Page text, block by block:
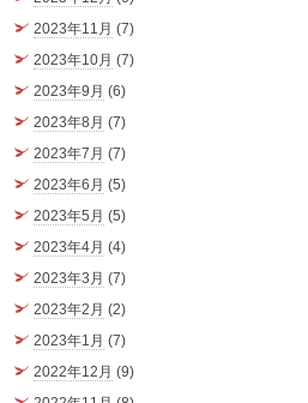
2023年11月 (7)
2023年10月 (7)
2023年9月 (6)
2023年8月 (7)
2023年7月 (7)
2023年6月 (5)
2023年5月 (5)
2023年4月 (4)
2023年3月 (7)
2023年2月 (2)
2023年1月 (7)
2022年12月 (9)